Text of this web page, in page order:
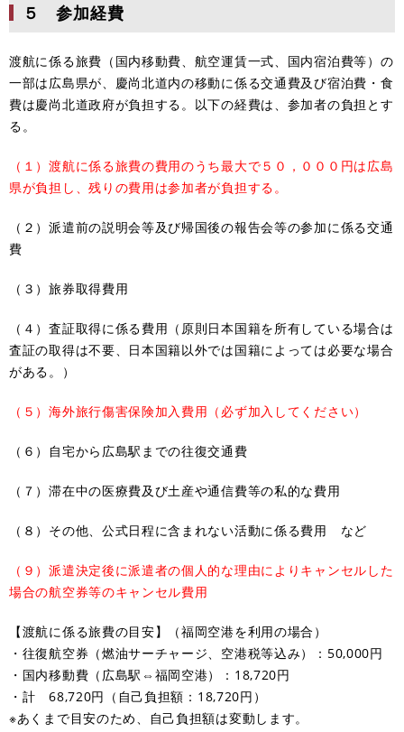
５ 参加経費
​​渡航に係る旅費（国内移動費、航空運賃一式、国内宿泊費等）の
一部は広島県が、慶尚北道内の移動に係る交通費及び宿泊費・食
費は慶尚北道政府が負担する。以下の経費は、参加者の負担とす
る。
（１）渡航に係る旅費の費用のうち最大で５０，０００円は広島
県が負担し、残りの費用は参加者が負担する。
（２）派遣前の説明会等及び帰国後の報告会等の参加に係る交通
費
（３）旅券取得費用
（４）査証取得に係る費用（原則日本国籍を所有している場合は
査証の取得は不要、日本国籍以外では国籍によっては必要な場合
がある。）
（５）海外旅行傷害保険加入費用（必ず加入してください）
（６）自宅から広島駅までの往復交通費
（７）滞在中の医療費及び土産や通信費等の私的な費用
（８）その他、公式日程に含まれない活動に係る費用 など
（９）派遣決定後に派遣者の個人的な理由によりキャンセルした
場合の航空券等のキャンセル費用
【渡航に係る旅費の目安】（福岡空港を利用の場合）
・往復航空券（燃油サーチャージ、空港税等込み）：50,000円
・国内移動費（広島駅⇔福岡空港）：18,720円
・計 68,720円（自己負担額：18,720円）
※あくまで目安のため、自己負担額は変動します。